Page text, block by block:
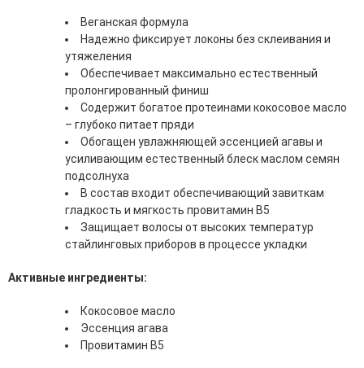
эссенции для лица
Уход для губ
Уход для кожи вокруг глаз
Флюиды для лица
Для Тела
Автозагар для тела
Антицеллюлитные средства
Бальзамы и гели для тела
Гели для душа
Дезодоранты для тела
Защита от солнца для тела
Кремы для тела
Масла для тела
Наборы по уходу за телом
Пены для ванны
Веганская формула
Надежно фиксирует локоны без склеивания и
утяжеления
Обеспечивает максимально естественный
пролонгированный финиш
Содержит богатое протеинами кокосовое масло
– глубоко питает пряди
Обогащен увлажняющей эссенцией агавы и
усиливающим естественный блеск маслом семян
подсолнуха
В состав входит обеспечивающий завиткам
гладкость и мягкость провитамин В5
Защищает волосы от высоких температур
стайлинговых приборов в процессе укладки
Активные ингредиенты:
Кокосовое масло
Эссенция агава
Провитамин В5